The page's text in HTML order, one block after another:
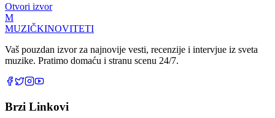
Otvori izvor
M
MUZIČKINOVITETI
Vaš pouzdan izvor za najnovije vesti, recenzije i intervjue iz sveta
muzike. Pratimo domaću i stranu scenu 24/7.
Brzi Linkovi